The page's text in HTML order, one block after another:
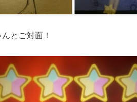
とご対面！